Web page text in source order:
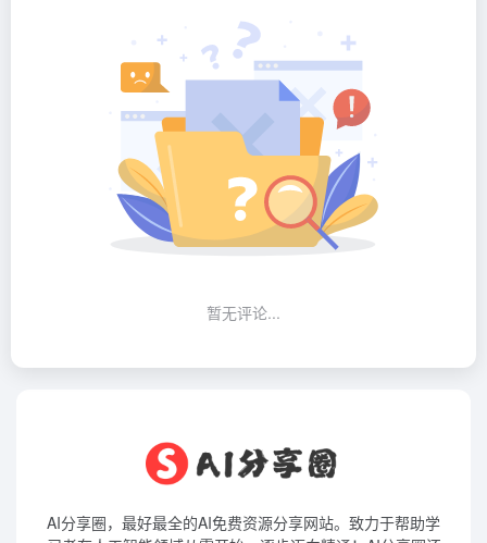
暂无评论...
AI分享圈，最好最全的AI免费资源分享网站。致力于帮助学